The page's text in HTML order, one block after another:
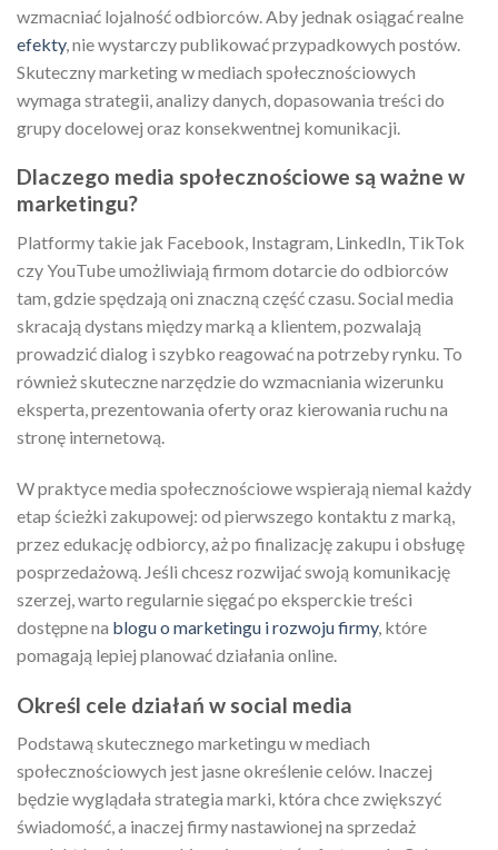
wzmacniać lojalność odbiorców. Aby jednak osiągać realne
efekty, nie wystarczy publikować przypadkowych postów.
Skuteczny marketing w mediach społecznościowych
wymaga strategii, analizy danych, dopasowania treści do
grupy docelowej oraz konsekwentnej komunikacji.
Dlaczego media społecznościowe są ważne w
marketingu?
Platformy takie jak Facebook, Instagram, LinkedIn, TikTok
czy YouTube umożliwiają firmom dotarcie do odbiorców
tam, gdzie spędzają oni znaczną część czasu. Social media
skracają dystans między marką a klientem, pozwalają
prowadzić dialog i szybko reagować na potrzeby rynku. To
również skuteczne narzędzie do wzmacniania wizerunku
eksperta, prezentowania oferty oraz kierowania ruchu na
stronę internetową.
W praktyce media społecznościowe wspierają niemal każdy
etap ścieżki zakupowej: od pierwszego kontaktu z marką,
przez edukację odbiorcy, aż po finalizację zakupu i obsługę
posprzedażową. Jeśli chcesz rozwijać swoją komunikację
szerzej, warto regularnie sięgać po eksperckie treści
dostępne na blogu o marketingu i rozwoju firmy, które
pomagają lepiej planować działania online.
Określ cele działań w social media
Podstawą skutecznego marketingu w mediach
społecznościowych jest jasne określenie celów. Inaczej
będzie wyglądała strategia marki, która chce zwiększyć
świadomość, a inaczej firmy nastawionej na sprzedaż